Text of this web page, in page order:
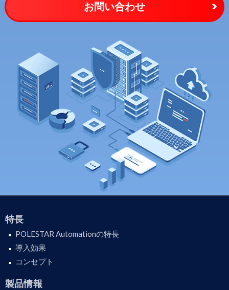
お問い合わせ
特長
POLESTAR Automationの特長
導入効果
コンセプト
製品情報